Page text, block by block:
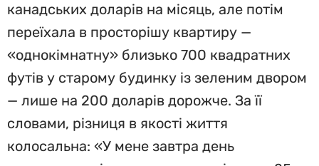
канадських доларів на місяць, але потім
переїхала в просторішу квартиру —
«однокімнатну» близько 700 квадратних
футів у старому будинку із зеленим двором
— лише на 200 доларів дорожче. За її
словами, різниця в якості життя
колосальна: «У мене завтра день